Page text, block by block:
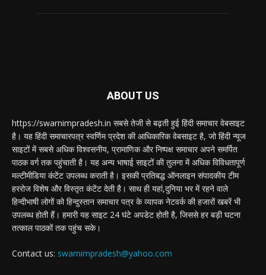
ABOUT US
https://swarnimpradesh.in सबसे तेजी से बढ़ती हुई हिंदी समाचार वेबसाइट
है। यह हिंदी समाचारपत्र स्वर्णिम प्रदेश की आधिकारिक वेबसाइट है, जो हिंदी न्यूज
साइटों में सबसे अधिक विश्वसनीय, प्रामाणिक और निष्पक्ष समाचार अपने समर्पित
पाठक वर्ग तक पहुंचाती है। यह अन्य भाषाई साइटों की तुलना में अधिक विविधतापूर्ण
मल्टीमीडिया कंटेंट उपलब्ध कराती है। इसकी प्रतिबद्ध ऑनलाइन संपादकीय टीम
हररोज विशेष और विस्तृत कंटेंट देती है। साथ ही यहां,दुनिया भर में रहने वाले
हिन्दीभाषी लोगों को हिन्दुस्तान समाचार पत्र के व्यापक नेटवर्क की हजारों खबरें भी
उपलब्ध होती हैं। हमारी यह साइट 24 घंटे अपडेट होती है, जिससे हर बड़ी घटना
तत्काल पाठकों तक पहुंच सके।
Contact us: swarnimpradesh@yahoo.com